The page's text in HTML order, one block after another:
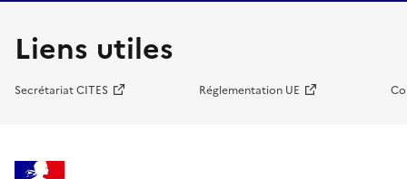
Liens utiles
Secrétariat CITES Réglementation UE